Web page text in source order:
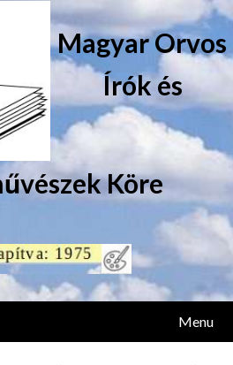
Magyar Orvos
Írók és
Köre
Menu